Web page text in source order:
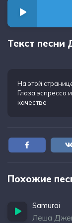
Текст песни
На этой
Глаза эспрессо
качестве
Похожие
Samurai
Леша